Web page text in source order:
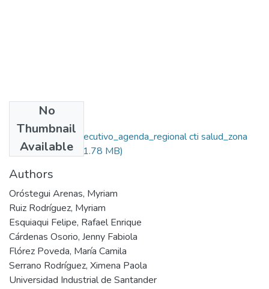
No
Thumbnail
Available
1156-resumen ejecutivo_agenda_regional cti salud_zona
centro orient.pdf
(1.78 MB)
Authors
Oróstegui Arenas, Myriam
Ruiz Rodríguez, Myriam
Esquiaqui Felipe, Rafael Enrique
Cárdenas Osorio, Jenny Fabiola
Flórez Poveda, María Camila
Serrano Rodríguez, Ximena Paola
Universidad Industrial de Santander